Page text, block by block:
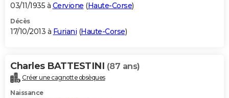
03/11/1935 à Cervione (Haute-Corse)
Décès
17/10/2013 à Furiani (Haute-Corse)
Charles BATTESTINI (87 ans)
Créer une cagnotte obsèques
Naissance